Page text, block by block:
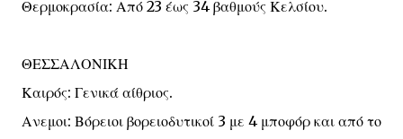
Θερμοκρασία: Από 23 έως 34 βαθμούς Κελσίου.
ΘΕΣΣΑΛΟΝΙΚΗ
Καιρός: Γενικά αίθριος.
Ανεμοι: Βόρειοι βορειοδυτικοί 3 με 4 μποφόρ και από το